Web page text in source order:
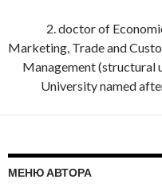
2. doctor of
Marketing, Trade and
Management (structural
University named
МЕНЮ АВТОРА